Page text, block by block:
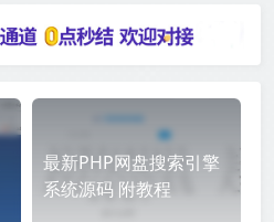
最新PHP网盘搜索引擎
系统源码 附教程